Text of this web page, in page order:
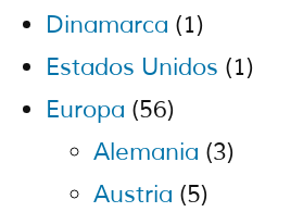
Dinamarca (1)
Estados Unidos (1)
Europa (56)
Alemania (3)
Austria (5)